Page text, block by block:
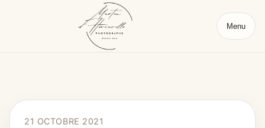
Menu
21 OCTOBRE 2021